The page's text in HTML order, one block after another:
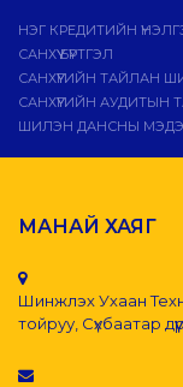
НЭГ КРЕДИТИЙН
САНХҮҮ БҮРТГЭЛ
САНХҮҮГИЙН ТАЙЛАН
САНХҮҮГИЙН АУДИТЫН
ШИЛЭН ДАНСНЫ
МАНАЙ ХАЯГ
Шинжлэх Ухаан
тойруу, Сүхбаатар